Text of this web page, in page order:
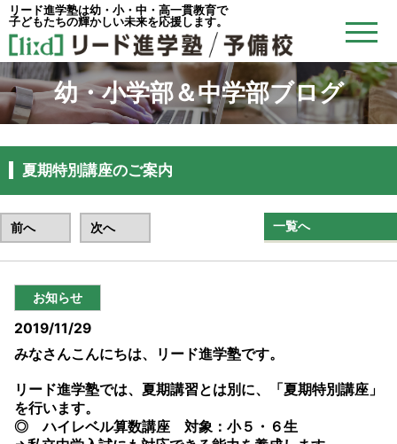
リード進学塾は幼・小・中・高一貫教育で
子どもたちの輝かしい未来を応援します。
幼・小学部＆中学部ブログ
夏期特別講座のご案内
前へ 次へ 一覧へ
お知らせ
2019/11/29
みなさんこんにちは、リード進学塾です。
リード進学塾では、夏期講習とは別に、「夏期特別講座」
を行います。
◎ ハイレベル算数講座 対象：小５・６生